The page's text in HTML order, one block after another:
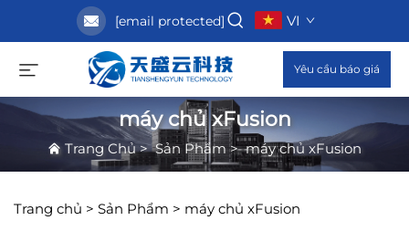
[email protected] VI
Yêu cầu báo giá
máy chủ xFusion
Trang Chủ>Sản Phẩm>máy chủ xFusion
Trang chủ > Sản Phẩm > máy chủ xFusion